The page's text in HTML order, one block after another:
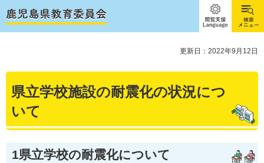
閲覧支
援
Language
検索メ
ニュー
更新日：2022年9月12日
県立学校施設の耐震化の状況につ
いて
1県立学校の耐震化について